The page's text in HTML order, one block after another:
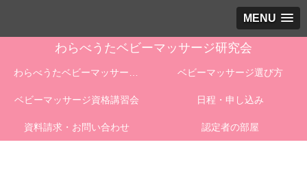
MENU
わらべうたベビーマッサージ研究会
ベビーマッサージ選び方
ベビーマッサージ資格講習会 日程・申し込み
資料請求・お問い合わせ 認定者の部屋